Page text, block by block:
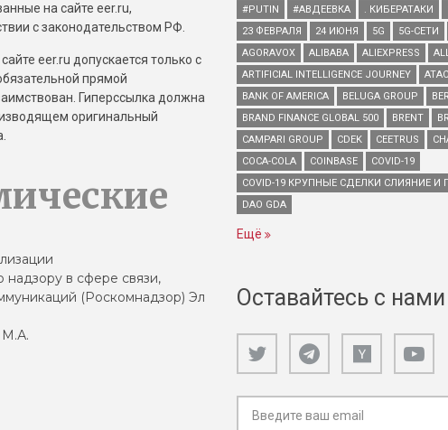
на сайте eer.ru,
с законодательством РФ.
eer.ru допускается только с
прямой
Гиперссылка должна
оригинальный
в сфере связи,
(Роскомнадзор) Эл
М.А.
#PUTIN #АВДЕЕВКА . КИБЕРАТАКИ
23 ФЕВРАЛЯ
24 ИЮНЯ 5G 5G-СЕТИ
AGORAVOX
ALIBABA ALIEXPRESS
ARTIFICIAL INTELLIGENCE JOURNEY
BANK OF AMERICA
BELUGA GROUP
BRAND FINANCE GLOBAL 500
BRENT
CAMPARI GROUP
CDEK CEETRUS
COCA-COLA
COINBASE
COVID-19
COVID-19 КРУПНЫЕ СДЕЛКИ СЛИЯНИЕ
DAO GDA
Ещё
Оставайтесь с нами